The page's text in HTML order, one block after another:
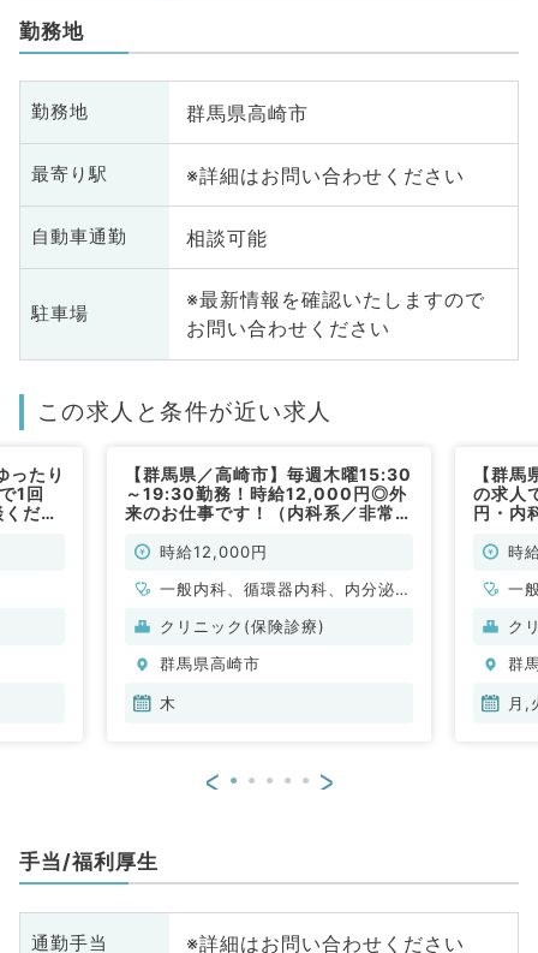
勤務地
勤務地 群馬県高崎市
最寄り駅 ※詳細はお問い合わせください
自動車通勤 相談可能
駐車場
※最新情報を確認いたしますので
お問い合わせください
この求人と条件が近い求人
ったり
1回
ださ
【群馬県／高崎市】毎週木曜15:30
～19:30勤務！時給12,000円◎外
来のお仕事です！（内科系／非常
時給12,000円
一般内科、循環器内科、内分泌・
代謝内科
クリニック(保険診療)
群馬県高崎市
木
【群
の求人
円・内
時
一
ク
群
月,
< >
手当/福利厚生
通勤手当 ※詳細はお問い合わせください